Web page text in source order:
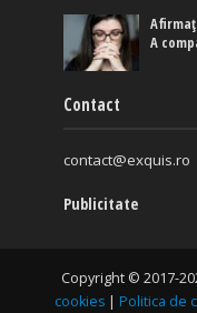
A
Contact
contact@exquis.ro
Publicitate
Copyright © 2017-
cookies | Politica de